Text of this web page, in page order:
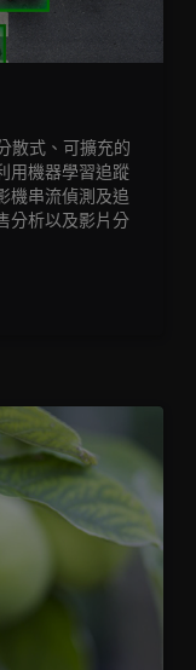
散式、可擴充的
用機器學習追蹤
機串流偵測及追
分析以及影片分